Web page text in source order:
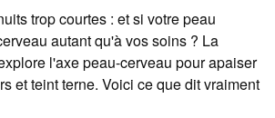
trop courtes : et si votre peau
autant qu'à vos soins ? La
l'axe peau-cerveau pour apaiser
et teint terne. Voici ce que dit vraiment